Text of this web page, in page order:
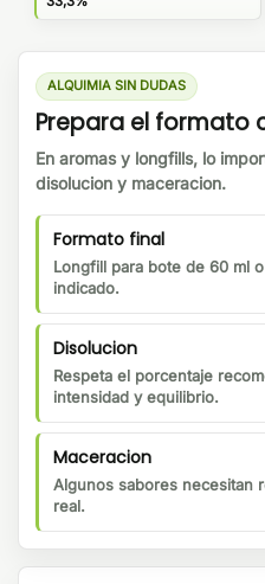
ALQUIMIA SIN DUDAS
Prepara el formato
En aromas y longfills, lo
disolucion y maceracion.
Formato final
Longfill para bote de 60 ml
indicado.
Disolucion
Respeta el porcentaje
intensidad y equilibrio.
Maceracion
Algunos sabores necesitan
real.